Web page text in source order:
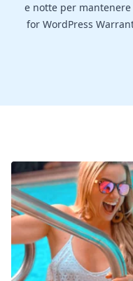
e notte per
for WordPress